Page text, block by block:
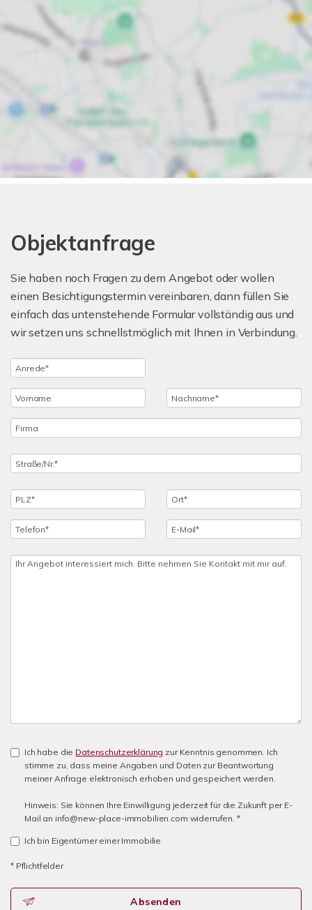
Objektanfrage
Sie haben noch Fragen zu dem Angebot oder wollen
einen Besichtigungstermin vereinbaren, dann füllen Sie
einfach das untenstehende Formular vollständig aus und
wir setzen uns schnellstmöglich mit Ihnen in Verbindung.
Ich habe die Datenschutzerklärung zur Kenntnis genommen. Ich
stimme zu, dass meine Angaben und Daten zur Beantwortung
meiner Anfrage elektronisch erhoben und gespeichert werden.
Hinweis: Sie können Ihre Einwilligung jederzeit für die Zukunft per E-
Mail an info@new-place-immobilien.com widerrufen. *
Ich bin Eigentümer einer Immobilie.
* Pflichtfelder
Absenden